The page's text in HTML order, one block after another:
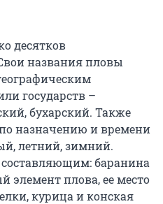
десятков
названия пловы
государств –
бухарский. Также
назначению и времени
летний, зимний.
баранина
элемент плова, ее место
курица и конская